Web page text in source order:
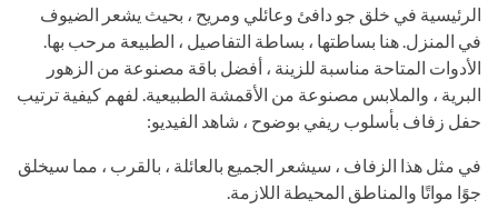
الرئيسية في خلق جو دافئ وعائلي ومريح ، بحيث يشعر الضيوف
في المنزل. هنا بساطتها ، بساطة التفاصيل ، الطبيعة مرحب بها.
الأدوات المتاحة مناسبة للزينة ، أفضل باقة مصنوعة من الزهور
البرية ، والملابس مصنوعة من الأقمشة الطبيعية. لفهم كيفية ترتيب
حفل زفاف بأسلوب ريفي بوضوح ، شاهد الفيديو:
في مثل هذا الزفاف ، سيشعر الجميع بالعائلة ، بالقرب ، مما سيخلق
جوًا مواتًا والمناطق المحيطة اللازمة.